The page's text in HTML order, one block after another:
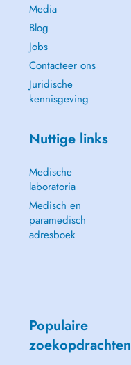
Media
Blog
Jobs
Contacteer ons
Juridische
kennisgeving
Nuttige links
Medische
laboratoria
Medisch en
paramedisch
adresboek
Populaire
zoekopdrachten